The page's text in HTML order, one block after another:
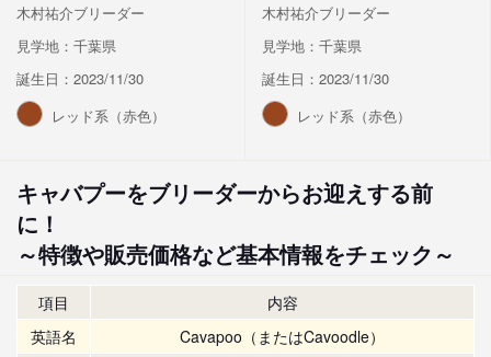
木村祐介ブリーダー
見学地：千葉県
誕生日：2023/11/30
レッド系（赤色）
木村祐介ブリーダー
見学地：千葉県
誕生日：2023/11/30
レッド系（赤色）
キャバプーをブリーダーからお迎えする前
に！
～特徴や販売価格など基本情報をチェック～
項目
内容
英語名
Cavapoo（またはCavoodle）